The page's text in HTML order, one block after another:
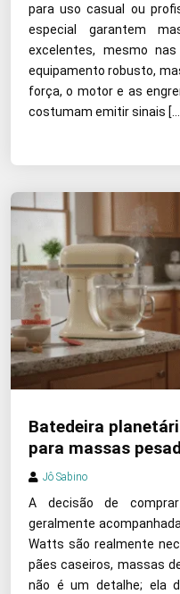
para uso casual ou
especial garantem
excelentes, mesmo
equipamento robusto,
força, o motor e as
costumam emitir sinais
Batedeira
para massas
Jô Sabino
A decisão de
geralmente
Watts são realmente
pães caseiros, massas
não é um detalhe; ela